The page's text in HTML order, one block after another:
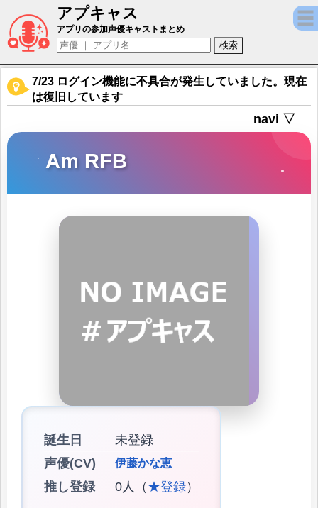
アプキャス
Am RFB（声優：伊藤かな恵)【ドールズフ
アプリの参加声優キャストまとめ
7/23 ログイン機能に不具合が発生していました。現在
は復旧しています
navi ▽
Am RFB
誕生日
未登録
声優(CV)
伊藤かな恵
推し登録 0人（ ★登録）